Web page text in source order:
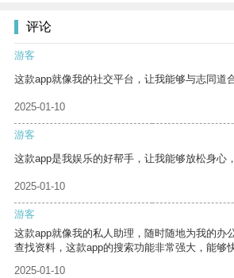
评论
游客
这款app就像我的社交平台，让我能够与志同道
2025-01-10
游客
这款app是我娱乐的好帮手，让我能够放松身心
2025-01-10
游客
这款app就像我的私人助理，随时随地为我的办
查找资料，这款app的搜索功能非常强大，能够
2025-01-10